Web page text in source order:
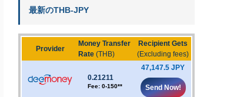
最新のTHB-JPY